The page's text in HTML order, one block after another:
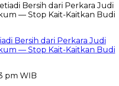
Bersih dari Perkara Judi
— Stop Kait-Kaitkan Budi
pm WIB